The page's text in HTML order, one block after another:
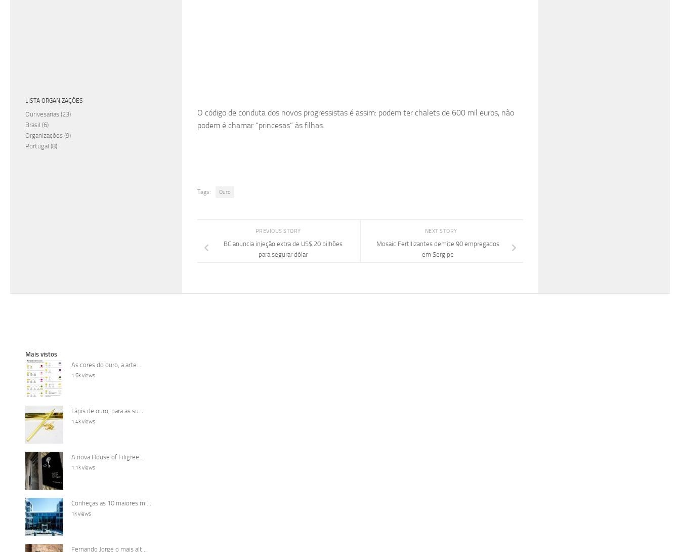
O código de conduta dos novos progressistas é assim: podem ter chalets de 600 mil euros, não
podem é chamar “princesas” às filhas.
Tags: Ouro
NEXT STORY
Mosaic Fertilizantes demite 90 empregados
em Sergipe
PREVIOUS STORY
BC anuncia injeção extra de US$ 20 bilhões
para segurar dólar
LISTA ORGANIZAÇÕES
Ourivesarias (23)
Brasil (6)
Organizações (9)
Portugal (8)
Mais vistos
As cores do ouro, a arte...
1.6k views
Lápis de ouro, para as su...
1.4k views
A nova House of Filigree...
1.1k views
Conheças as 10 maiores mi...
1k views
Fernando Jorge o mais alt...